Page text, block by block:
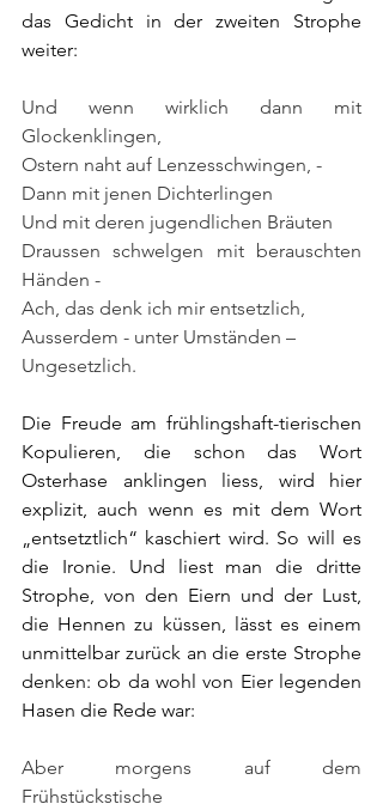
das Gedicht in der zweiten Strophe
weiter:
Und wenn wirklich dann mit
Glockenklingen,
Ostern naht auf Lenzesschwingen, -
Dann mit jenen Dichterlingen
Und mit deren jugendlichen Bräuten
Draussen schwelgen mit berauschten
Händen -
Ach, das denk ich mir entsetzlich,
Ausserdem - unter Umständen –
Ungesetzlich.
Die Freude am frühlingshaft-tierischen
Kopulieren, die schon das Wort
Osterhase anklingen liess, wird hier
explizit, auch wenn es mit dem Wort
„entsetztlich“ kaschiert wird. So will es
die Ironie. Und liest man die dritte
Strophe, von den Eiern und der Lust,
die Hennen zu küssen, lässt es einem
unmittelbar zurück an die erste Strophe
denken: ob da wohl von Eier legenden
Hasen die Rede war:
Aber morgens auf dem
Frühstückstische